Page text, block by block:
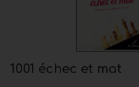
1001 échec et mat